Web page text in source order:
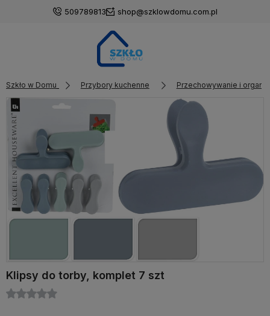
509789813 shop@szklowdomu.com.pl
Szkło w Domu Przybory kuchenne Przechowywanie i
Klipsy do torby, komplet 7 szt